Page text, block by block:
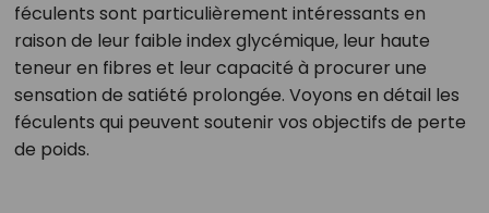
féculents sont particulièrement intéressants en
raison de leur faible index glycémique, leur haute
teneur en fibres et leur capacité à procurer une
sensation de satiété prolongée. Voyons en détail les
féculents qui peuvent soutenir vos objectifs de perte
de poids.